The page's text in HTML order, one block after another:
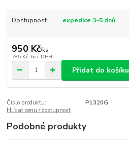
Dostupnost expedice 3-5 dnů
950 Kč/ks
785 Kč bez DPH
Přidat do košíku
Číslo produktu:
P1320G
Hlídat cenu / dostupnost
Podobné produkty